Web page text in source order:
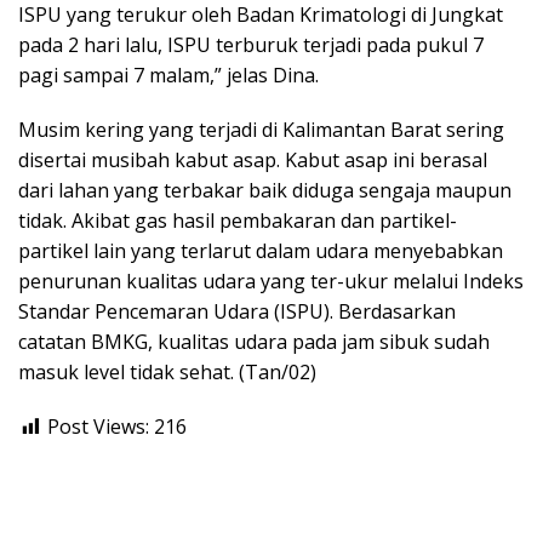
ISPU yang terukur oleh Badan Krimatologi di Jungkat
pada 2 hari lalu, ISPU terburuk terjadi pada pukul 7
pagi sampai 7 malam,” jelas Dina.
Musim kering yang terjadi di Kalimantan Barat sering
disertai musibah kabut asap. Kabut asap ini berasal
dari lahan yang terbakar baik diduga sengaja maupun
tidak. Akibat gas hasil pembakaran dan partikel-
partikel lain yang terlarut dalam udara menyebabkan
penurunan kualitas udara yang ter-ukur melalui Indeks
Standar Pencemaran Udara (ISPU). Berdasarkan
catatan BMKG, kualitas udara pada jam sibuk sudah
masuk level tidak sehat. (Tan/02)
Post Views: 216